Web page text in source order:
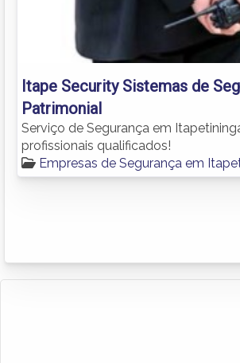
Itape Security Sistemas de
Patrimonial
Serviço de Segurança em
profissionais qualificados!
Empresas de Segurança em